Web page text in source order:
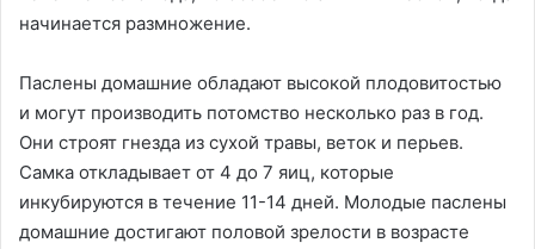
начинается размножение.
Паслены домашние обладают высокой плодовитостью
и могут производить потомство несколько раз в год.
Они строят гнезда из сухой травы, веток и перьев.
Самка откладывает от 4 до 7 яиц, которые
инкубируются в течение 11-14 дней. Молодые паслены
домашние достигают половой зрелости в возрасте